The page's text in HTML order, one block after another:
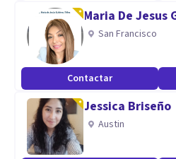
Maria De
San Francisco
Contactar
Jessica Briseño
Austin